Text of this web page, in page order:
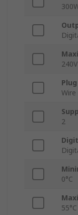
Wire
2
0°C
55°C